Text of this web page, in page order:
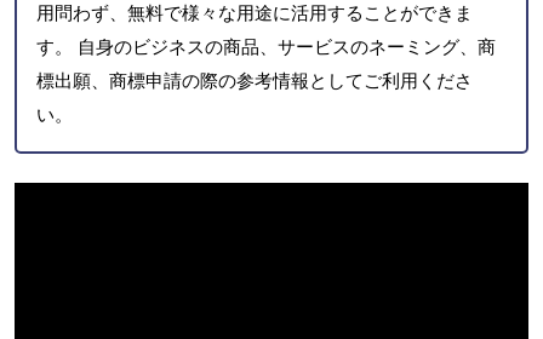
用問わず、無料で様々な用途に活用することができま
す。 自身のビジネスの商品、サービスのネーミング、商
標出願、商標申請の際の参考情報としてご利用くださ
い。